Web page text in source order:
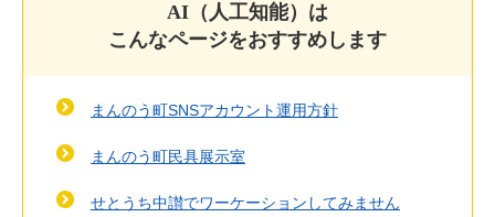
AI（人工知能）は
こんなページをおすすめします
まんのう町SNSアカウント運用方針
まんのう町民具展示室
せとうち中讃でワーケーションしてみません